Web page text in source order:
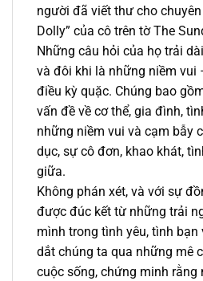
người đã viết thư cho
Dolly” của cô trên tờ The
Những câu hỏi của họ trải
và đôi khi là những niềm vui
điều kỳ quặc. Chúng bao
vấn đề về cơ thể, gia đình,
những niềm vui và cạm bẫy
dục, sự cô đơn, khao khát,
giữa.
Không phán xét, và với sự
được đúc kết từ những trải
mình trong tình yêu, tình bạn
dắt chúng ta qua những mê
cuộc sống, chứng minh